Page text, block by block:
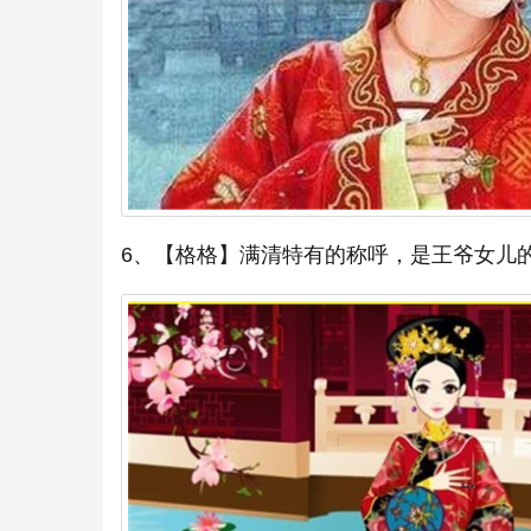
6、【格格】满清特有的称呼，是王爷女儿